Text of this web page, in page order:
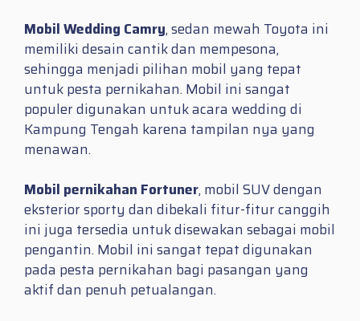
Mobil Wedding Camry, sedan mewah Toyota ini
memiliki desain cantik dan mempesona,
sehingga menjadi pilihan mobil yang tepat
untuk pesta pernikahan. Mobil ini sangat
populer digunakan untuk acara wedding di
Kampung Tengah karena tampilan nya yang
menawan.
Mobil pernikahan Fortuner, mobil SUV dengan
eksterior sporty dan dibekali fitur-fitur canggih
ini juga tersedia untuk disewakan sebagai mobil
pengantin. Mobil ini sangat tepat digunakan
pada pesta pernikahan bagi pasangan yang
aktif dan penuh petualangan.